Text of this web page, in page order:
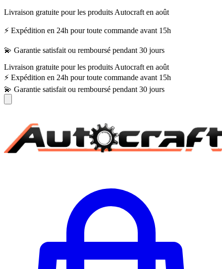
Livraison gratuite pour les produits Autocraft en août
⚡ Expédition en 24h pour toute commande avant 15h
💫 Garantie satisfait ou remboursé pendant 30 jours
Livraison gratuite pour les produits Autocraft en août
⚡ Expédition en 24h pour toute commande avant 15h
💫 Garantie satisfait ou remboursé pendant 30 jours